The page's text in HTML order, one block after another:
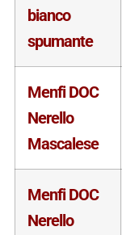
bianco
spumante
Menfi DOC
Nerello
Mascalese
Menfi DOC
Nerello